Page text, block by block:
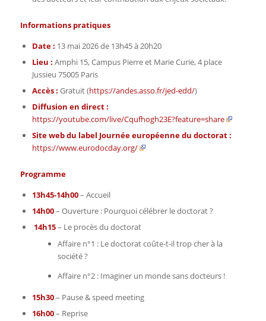
Informations pratiques
Date : 13 mai 2026 de 13h45 à 20h20
Lieu : Amphi 15, Campus Pierre et Marie Curie, 4 place
Jussieu 75005 Paris
Accès : Gratuit (https://andes.asso.fr/jed-edd/)
Diffusion en direct :
https://youtube.com/live/Cqufhogh23E?feature=share
Site web du label Journée européenne du doctorat :
https://www.eurodocday.org/
Programme
13h45-14h00– Accueil
14h00– Ouverture : Pourquoi célébrer le doctorat ?
14h15– Le procès du doctorat
Affaire n°1 : Le doctorat coûte-t-il trop cher à la
société ?
Affaire n°2 : Imaginer un monde sans docteurs !
15h30– Pause & speed meeting
16h00– Reprise